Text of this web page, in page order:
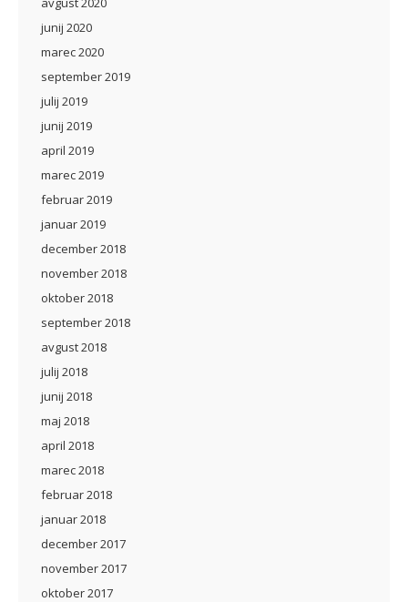
junij 2020
marec 2020
september 2019
julij 2019
junij 2019
april 2019
marec 2019
februar 2019
januar 2019
december 2018
november 2018
oktober 2018
september 2018
avgust 2018
julij 2018
junij 2018
maj 2018
april 2018
marec 2018
februar 2018
januar 2018
december 2017
november 2017
oktober 2017